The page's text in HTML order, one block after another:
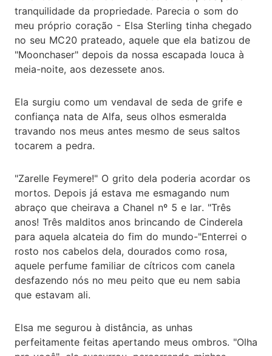
tranquilidade da propriedade. Parecia o som do
meu próprio coração - Elsa Sterling tinha chegado
no seu MC20 prateado, aquele que ela batizou de
"Moonchaser" depois da nossa escapada louca à
meia-noite, aos dezessete anos.
Ela surgiu como um vendaval de seda de grife e
confiança nata de Alfa, seus olhos esmeralda
travando nos meus antes mesmo de seus saltos
tocarem a pedra.
"Zarelle Feymere!" O grito dela poderia acordar os
mortos. Depois já estava me esmagando num
abraço que cheirava a Chanel nº 5 e lar. "Três
anos! Três malditos anos brincando de Cinderela
para aquela alcateia do fim do mundo-"Enterrei o
rosto nos cabelos dela, dourados como rosa,
aquele perfume familiar de cítricos com canela
desfazendo nós no meu peito que eu nem sabia
que estavam ali.
Elsa me segurou à distância, as unhas
perfeitamente feitas apertando meus ombros. "Olha